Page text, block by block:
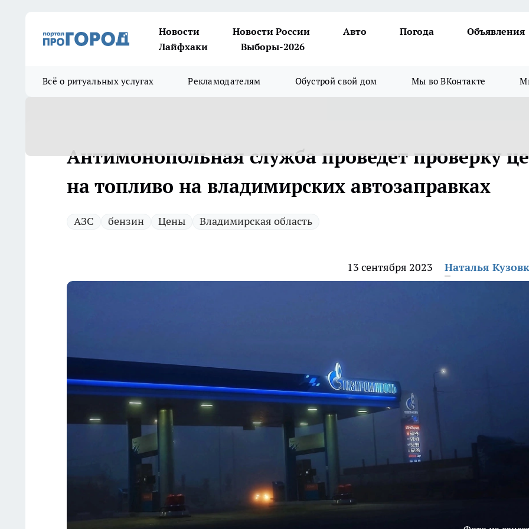
Новости Новости России Авто Погода
Объявления
Лайфхаки
Выборы-2026
Всё о ритуальных услугах Рекламодателям Обустрой свой дом Мы во ВКонтакте
Антимонопольная служба проведет проверку
на топливо на владимирских автозаправках
АЗС бензин Цены Владимирская область
13 сентября 2023 Наталья